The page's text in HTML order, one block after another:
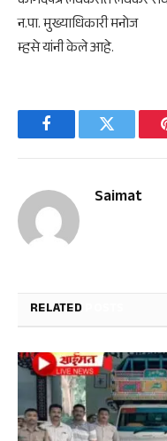
न.पा. मुख्याधिकारी मनोज
म्हसे यांनी केले आहे.
FacebookTwitter
Saimat
RELATED